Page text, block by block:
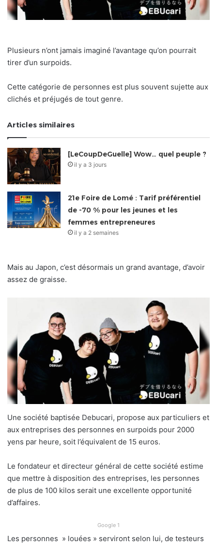
Plusieurs n’ont jamais imaginé l’avantage qu’on pourrait
tirer d’un surpoids.
Cette catégorie de personnes est plus souvent sujette aux
clichés et préjugés de tout genre.
Articles similaires
[LeCoupDeGuelle] Wow… quel peuple ?
il y a 3 jours
21e Foire de Lomé : Tarif préférentiel
de -70 % pour les jeunes et les
femmes entrepreneures
il y a 2 semaines
Mais au Japon, c’est désormais un grand avantage, d’avoir
assez de graisse.
Une société baptisée Debucari, propose aux particuliers et
aux entreprises des personnes en surpoids pour 2000
yens par heure, soit l’équivalent de 15 euros.
Le fondateur et directeur général de cette société estime
que mettre à disposition des entreprises, les personnes
de plus de 100 kilos serait une excellente opportunité
d’affaires.
Google 1
Les personnes » louées » serviront selon lui, de testeurs